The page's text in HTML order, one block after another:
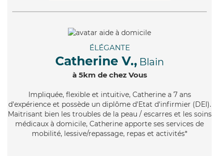
ÉLÉGANTE
Catherine V., Blain
à 5km de chez Vous
Impliquée, flexible et intuitive, Catherine a 7 ans
d'expérience et possède un diplôme d'Etat d'infirmier (DEI).
Maitrisant bien les troubles de la peau / escarres et les soins
médicaux à domicile, Catherine apporte ses services de
mobilité, lessive/repassage, repas et activités*